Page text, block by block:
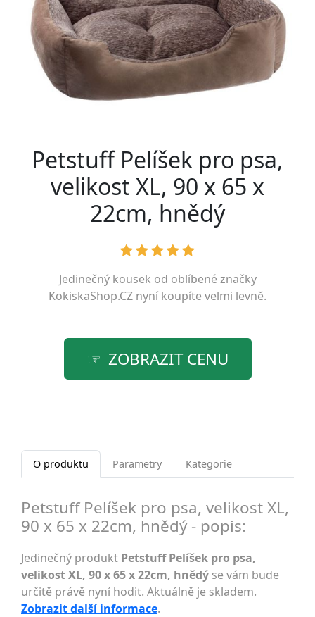
Petstuff Pelíšek pro psa,
velikost XL, 90 x 65 x
22cm, hnědý
Jedinečný kousek od oblíbené značky
KokiskaShop.CZ nyní koupíte velmi levně.
ZOBRAZIT CENU
O produktu Parametry Kategorie
Petstuff Pelíšek pro psa, velikost XL,
90 x 65 x 22cm, hnědý - popis:
Jedinečný produkt Petstuff Pelíšek pro psa,
velikost XL, 90 x 65 x 22cm, hnědý se vám bude
určitě právě nyní hodit. Aktuálně je skladem.
Zobrazit další informace.